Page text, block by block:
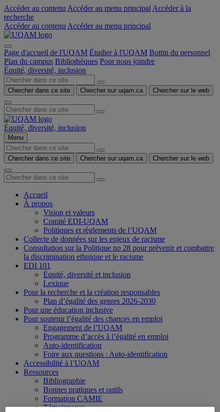
Accéder au contenu Accéder au menu principal Accéder à la
recherche
Accéder au contenu Accéder au menu principal
Page d'accueil de l'UQAM Étudier à l'UQAM Bottin du personnel
Plan du campus Bibliothèques Pour nous joindre
Équité, diversité, inclusion
Chercher dans ce site Chercher sur uqam.ca Chercher sur le web
Équité, diversité, inclusion
Menu
Chercher dans ce site Chercher sur uqam.ca Chercher sur le web
Accueil
À propos
Vision et valeurs
Comité EDI-UQAM
Politiques et règlements de l’UQAM
Collecte de données sur les enjeux de racisme
Consultation sur la Politique no 28 pour prévenir et combattre
la discrimination ethnique et le racisme
EDI 101
Équité, diversité et inclusion
Lexique
Pour la recherche et la création responsables
Plan d’égalité des genres 2026-2030
Pour une éducation inclusive
Pour soutenir l’égalité des chances en emploi
Engagement de l’UQAM
Programme d’accès à l’égalité en emploi
Auto-identification
Foire aux questions : Auto-identification
Accessibilité à l’UQAM
Ressources
Bibliographie
Bonnes pratiques et outils
Formation CAMIE
Témoignages